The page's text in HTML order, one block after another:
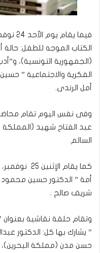
فيما
الكتاب الموجه للطفل:
(الجمهورية التونسية)، و”أدب
الفكرية والاجتماعية ”
أمل الرندى.
وفى نفس اليوم تقام
عبد الفتاح شهيد (المملكة
السالم.
كما يقام
أمة ” الدكتور حسين محمود
شريف صالح .
وتقام حلقة نقاشية بعنوان
” يشارك بها كل: الدكتور
حسن مدن (مملكة البحرين)،